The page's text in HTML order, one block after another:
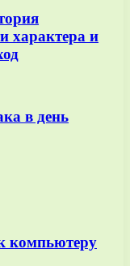
характера и
в день
компьютеру